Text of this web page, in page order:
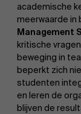
academische
meerwaarde in
Management
kritische
beweging in
beperkt zich
studenten
en leren de
blijven de